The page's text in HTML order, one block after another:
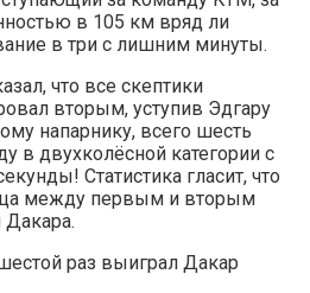
в 105 км вряд ли
в три с лишним минуты.
что все скептики
вторым, уступив Эдгару
напарнику, всего шесть
в двухколёсной категории с
Статистика гласит, что
между первым и вторым
Дакара.